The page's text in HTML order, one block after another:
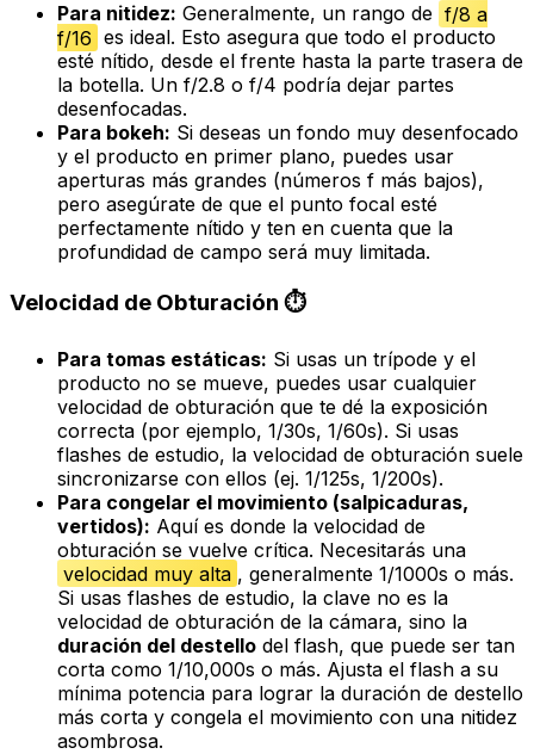
Para nitidez: Generalmente, un rango de f/8 a
f/16 es ideal. Esto asegura que todo el producto
esté nítido, desde el frente hasta la parte trasera de
la botella. Un f/2.8 o f/4 podría dejar partes
desenfocadas.
Para bokeh: Si deseas un fondo muy desenfocado
y el producto en primer plano, puedes usar
aperturas más grandes (números f más bajos),
pero asegúrate de que el punto focal esté
perfectamente nítido y ten en cuenta que la
profundidad de campo será muy limitada.
Velocidad de Obturación ⏱️
Para tomas estáticas: Si usas un trípode y el
producto no se mueve, puedes usar cualquier
velocidad de obturación que te dé la exposición
correcta (por ejemplo, 1/30s, 1/60s). Si usas
flashes de estudio, la velocidad de obturación suele
sincronizarse con ellos (ej. 1/125s, 1/200s).
Para congelar el movimiento (salpicaduras,
vertidos): Aquí es donde la velocidad de
obturación se vuelve crítica. Necesitarás una
velocidad muy alta , generalmente 1/1000s o más.
Si usas flashes de estudio, la clave no es la
velocidad de obturación de la cámara, sino la
duración del destello del flash, que puede ser tan
corta como 1/10,000s o más. Ajusta el flash a su
mínima potencia para lograr la duración de destello
más corta y congela el movimiento con una nitidez
asombrosa.